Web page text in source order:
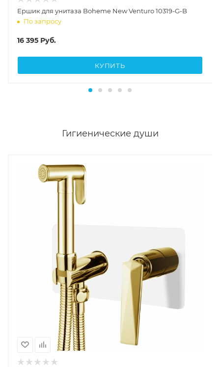
Ершик для унитаза Boheme New Venturo 10319-G-B
По запросу
16 395 Руб.
КУПИТЬ
Гигиенические души